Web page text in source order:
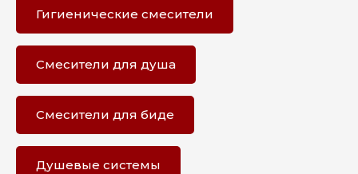
Гигиенические смесители
Смесители для душа
Смесители для биде
Душевые системы